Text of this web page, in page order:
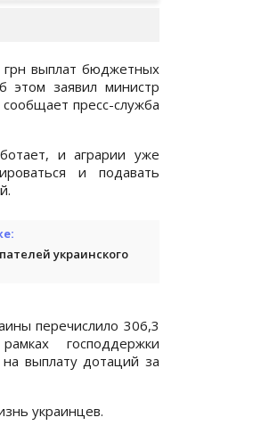
грн выплат бюджетных
этом заявил министр
пресс-служба
и аграрии уже
и подавать
украинского
перечислило 306,3
господдержки
выплату дотаций за
украинцев.